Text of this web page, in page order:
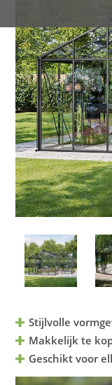
Stijlvolle
Makkelijk te
Geschikt voor